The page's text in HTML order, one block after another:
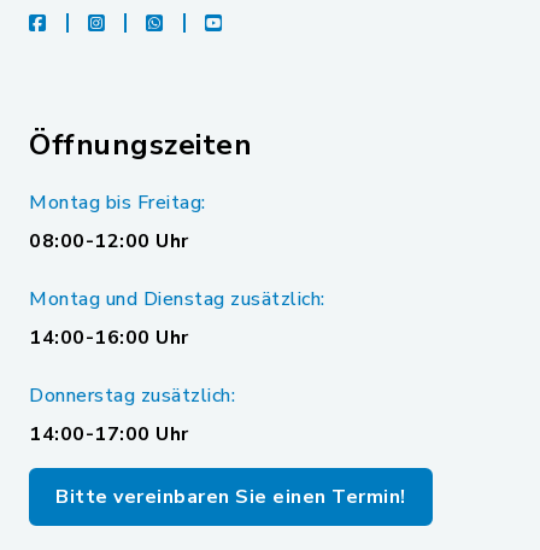
facebookinstagramwhatsappyoutube
Öffnungszeiten
Montag bis Freitag:
08:00-12:00 Uhr
Montag und Dienstag zusätzlich:
14:00-16:00 Uhr
Donnerstag zusätzlich:
14:00-17:00 Uhr
Bitte vereinbaren Sie einen Termin!